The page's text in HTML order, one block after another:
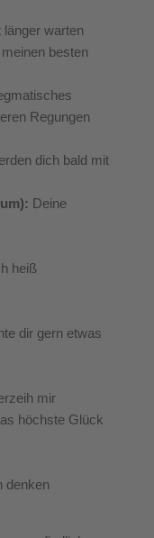
länger warten
besten
Regungen
dich bald mit
Deine
heiß
dir gern etwas
mir
höchste Glück
denken